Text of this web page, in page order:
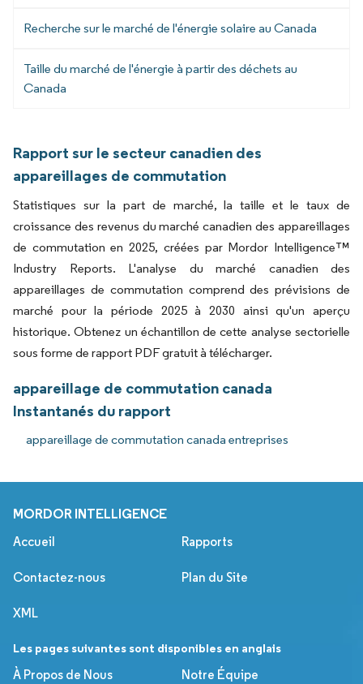
Recherche sur le marché de l'énergie solaire au Canada
Taille du marché de l'énergie à partir des déchets au
Canada
Rapport sur le secteur canadien des
appareillages de commutation
Statistiques sur la part de marché, la taille et le taux de
croissance des revenus du marché canadien des appareillages
de commutation en 2025, créées par Mordor Intelligence™
Industry Reports. L'analyse du marché canadien des
appareillages de commutation comprend des prévisions de
marché pour la période 2025 à 2030 ainsi qu'un aperçu
historique. Obtenez un échantillon de cette analyse sectorielle
sous forme de rapport PDF gratuit à télécharger.
appareillage de commutation canada
Instantanés du rapport
appareillage de commutation canada entreprises
MORDOR INTELLIGENCE
Accueil Rapports
Contactez-nous Plan du Site
XML
Les pages suivantes sont disponibles en anglais
À Propos de Nous
Notre Équipe